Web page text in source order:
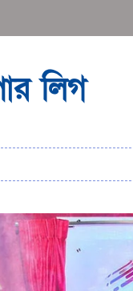
লিগ